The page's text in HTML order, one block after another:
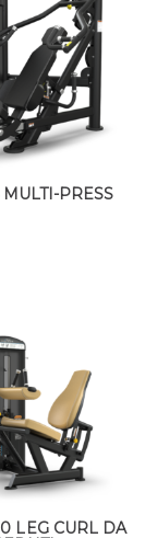
PRESS
LEG CURL DA